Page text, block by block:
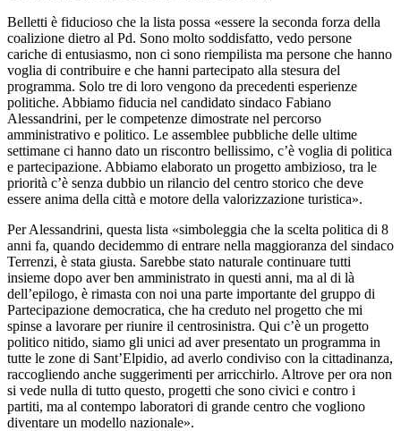
Belletti è fiducioso che la lista possa «essere la seconda forza della
coalizione dietro al Pd. Sono molto soddisfatto, vedo persone
cariche di entusiasmo, non ci sono riempilista ma persone che hanno
voglia di contribuire e che hanni partecipato alla stesura del
programma. Solo tre di loro vengono da precedenti esperienze
politiche. Abbiamo fiducia nel candidato sindaco Fabiano
Alessandrini, per le competenze dimostrate nel percorso
amministrativo e politico. Le assemblee pubbliche delle ultime
settimane ci hanno dato un riscontro bellissimo, c’è voglia di politica
e partecipazione. Abbiamo elaborato un progetto ambizioso, tra le
priorità c’è senza dubbio un rilancio del centro storico che deve
essere anima della città e motore della valorizzazione turistica».
Per Alessandrini, questa lista «simboleggia che la scelta politica di 8
anni fa, quando decidemmo di entrare nella maggioranza del sindaco
Terrenzi, è stata giusta. Sarebbe stato naturale continuare tutti
insieme dopo aver ben amministrato in questi anni, ma al di là
dell’epilogo, è rimasta con noi una parte importante del gruppo di
Partecipazione democratica, che ha creduto nel progetto che mi
spinse a lavorare per riunire il centrosinistra. Qui c’è un progetto
politico nitido, siamo gli unici ad aver presentato un programma in
tutte le zone di Sant’Elpidio, ad averlo condiviso con la cittadinanza,
raccogliendo anche suggerimenti per arricchirlo. Altrove per ora non
si vede nulla di tutto questo, progetti che sono civici e contro i
partiti, ma al contempo laboratori di grande centro che vogliono
diventare un modello nazionale».